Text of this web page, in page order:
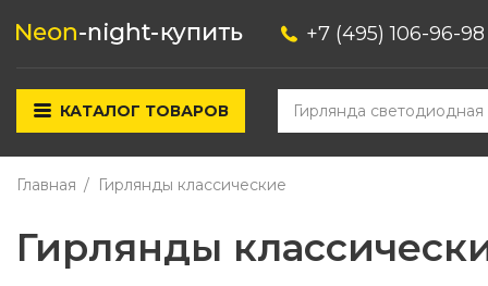
+7 (495) 106-96-98
КАТАЛОГ ТОВАРОВ
Главная Гирлянды классические
Гирлянды